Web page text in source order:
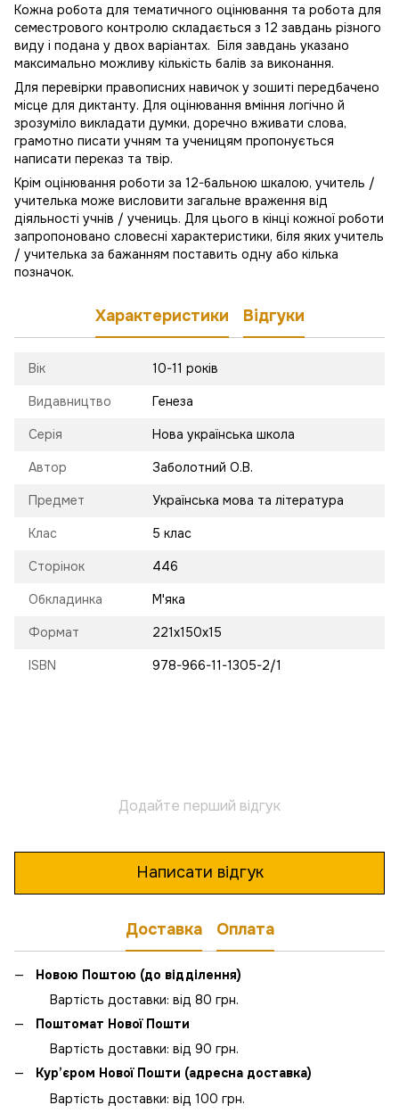
Кожна робота для тематичного оцінювання та робота для
семестрового контролю складається з 12 завдань різного
виду і подана у двох варіантах. Біля завдань указано
максимально можливу кількість балів за виконання.
Для перевірки правописних навичок у зошиті передбачено
місце для диктанту. Для оцінювання вміння логічно й
зрозуміло викладати думки, доречно вживати слова,
грамотно писати учням та ученицям пропонується
написати переказ та твір.
Крім оцінювання роботи за 12-бальною шкалою, учитель /
учителька може висловити загальне враження від
діяльності учнів / учениць. Для цього в кінці кожної роботи
запропоновано словесні характеристики, біля яких учитель
/ учителька за бажанням поставить одну або кілька
позначок.
Характеристики Відгуки
Вік 10-11 років
Видавництво Генеза
Серія Нова українська школа
Автор Заболотний О.В.
Предмет Українська мова та література
Клас 5 клас
Сторінок 446
Обкладинка М'яка
Формат 221х150х15
ISBN 978-966-11-1305-2/1
Додайте перший відгук
Написати відгук
Доставка Оплата
Новою Поштою (до відділення)
Вартість доставки: від 80 грн.
Поштомат Нової Пошти
Вартість доставки: від 90 грн.
Кур’єром Нової Пошти (адресна доставка)
Вартість доставки: від 100 грн.